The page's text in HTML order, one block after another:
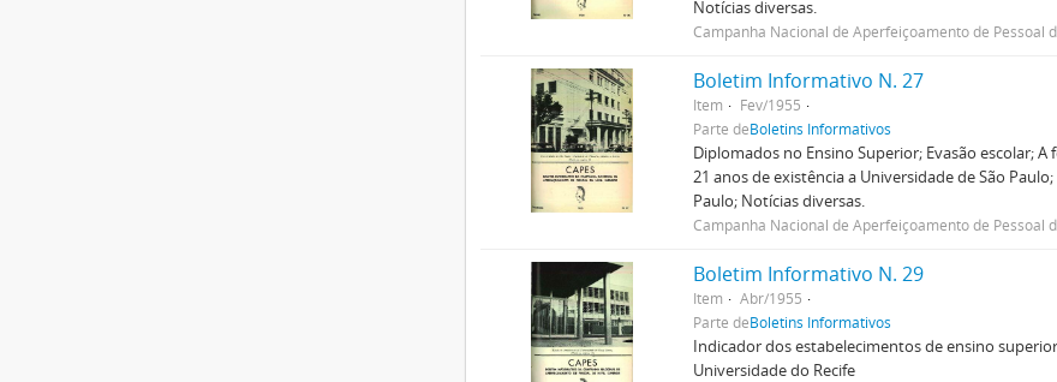
Notícias diversas.
Campanha Nacional de Aperfeiçoamento de Pessoal
Boletim Informativo N. 27
Item
Fev/1955
Parte deBoletins Informativos
Diplomados no Ensino Superior; Evasão escolar;
21 anos de existência a Universidade de São
Paulo; Notícias diversas.
Campanha Nacional de Aperfeiçoamento de Pessoal
Boletim Informativo N. 29
Item
Abr/1955
Parte deBoletins Informativos
Indicador dos estabelecimentos de ensino
Universidade do Recife